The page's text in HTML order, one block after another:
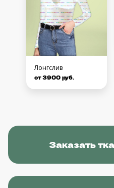
Лонгслив
от 3900 руб.
Заказать